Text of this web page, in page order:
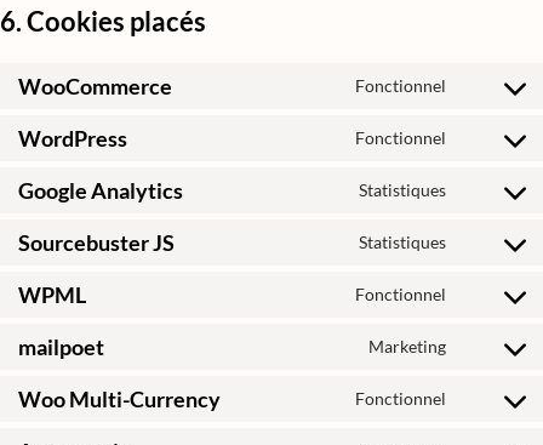
6. Cookies placés
WooCommerce Fonctionnel
WordPress Fonctionnel
Google Analytics Statistiques
Sourcebuster JS Statistiques
WPML Fonctionnel
mailpoet Marketing
Woo Multi-Currency Fonctionnel